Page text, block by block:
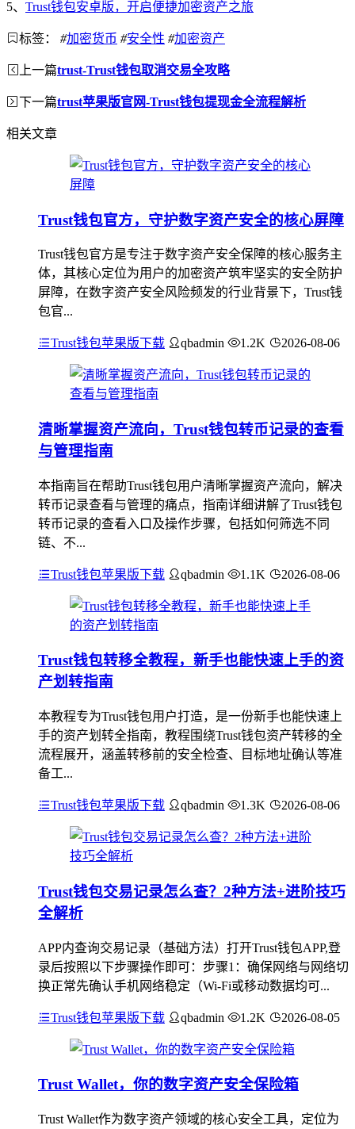
5、 Trust钱包安卓版，开启便捷加密资产之旅
标签： #加密货币 #安全性 #加密资产
上一篇trust-Trust钱包取消交易全攻略
下一篇trust苹果版官网-Trust钱包提现金全流程解析
相关文章
Trust钱包官方，守护数字资产安全的核心屏障
Trust钱包官方是专注于数字资产安全保障的核心服务主
体，其核心定位为用户的加密资产筑牢坚实的安全防护
屏障，在数字资产安全风险频发的行业背景下，Trust钱
包官...
Trust钱包苹果版下载 qbadmin 1.2K 2026-08-06
清晰掌握资产流向，Trust钱包转币记录的查看
与管理指南
本指南旨在帮助Trust钱包用户清晰掌握资产流向，解决
转币记录查看与管理的痛点，指南详细讲解了Trust钱包
转币记录的查看入口及操作步骤，包括如何筛选不同
链、不...
Trust钱包苹果版下载 qbadmin 1.1K 2026-08-06
Trust钱包转移全教程，新手也能快速上手的资
产划转指南
本教程专为Trust钱包用户打造，是一份新手也能快速上
手的资产划转全指南，教程围绕Trust钱包资产转移的全
流程展开，涵盖转移前的安全检查、目标地址确认等准
备工...
Trust钱包苹果版下载 qbadmin 1.3K 2026-08-06
Trust钱包交易记录怎么查？2种方法+进阶技巧
全解析
APP内查询交易记录（基础方法）打开Trust钱包APP,登
录后按照以下步骤操作即可：步骤1：确保网络与网络切
换正常先确认手机网络稳定（Wi-Fi或移动数据均可...
Trust钱包苹果版下载 qbadmin 1.2K 2026-08-05
Trust Wallet，你的数字资产安全保险箱
Trust Wallet作为数字资产领域的核心安全工具，定位为